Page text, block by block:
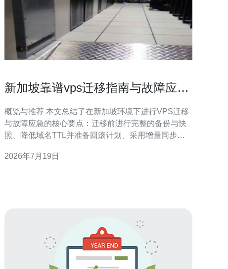
新加坡靠谱vps迁移指南与故障应急
概览与推荐 本文总结了在新加坡环境下进行VPS迁移
与故障应急的核心要点：迁移前进行完整的备份与快
照、降低域名TTL并准备回滚计划、采用增量同步与
署监控与自动化恢复脚本。实际操作中推荐德讯电讯
2026年7月19日